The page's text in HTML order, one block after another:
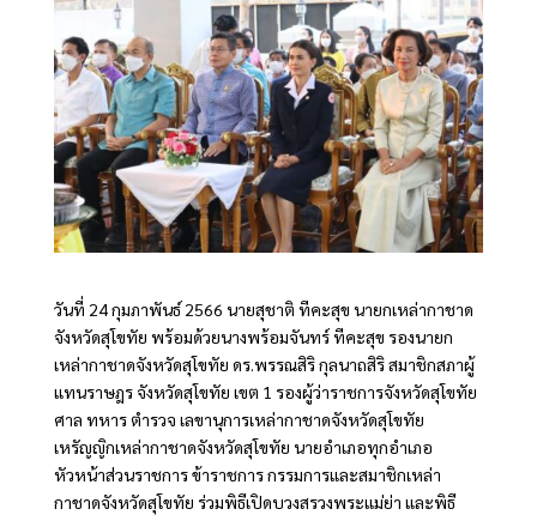
วันที่ 24 กุมภาพันธ์ 2566 นายสุชาติ ทีคะสุข นายกเหล่ากาชาด
จังหวัดสุโขทัย พร้อมด้วยนางพร้อมจันทร์ ทีคะสุข รองนายก
เหล่ากาชาดจังหวัดสุโขทัย ดร.พรรณสิริ กุลนาถสิริ สมาชิกสภาผู้
แทนราษฎร จังหวัดสุโขทัย เขต 1 รองผู้ว่าราชการจังหวัดสุโขทัย
ศาล ทหาร ตำรวจ เลขานุการเหล่ากาชาดจังหวัดสุโขทัย
เหรัญญิกเหล่ากาชาดจังหวัดสุโขทัย นายอำเภอทุกอำเภอ
หัวหน้าส่วนราชการ ข้าราชการ กรรมการและสมาชิกเหล่า
กาชาดจังหวัดสุโขทัย ร่วมพิธีเปิดบวงสรวงพระแม่ย่า และพิธี